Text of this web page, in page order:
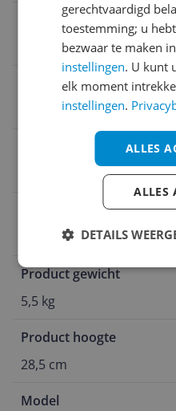
Verpakkingsgewicht
3.120 Hz
Product gewicht
5,5 kg
Product hoogte
28,5 cm
Model
gerechtvaardigd
toestemming; u
bezwaar te maken
instellingen. U kunt
elk moment
instellingen.
ALLES
ALLES
DETAILS